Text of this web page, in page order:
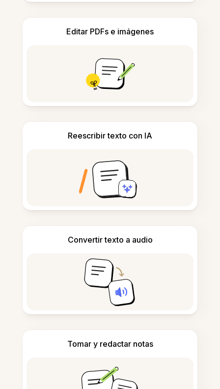
Editar PDFs e imágenes
Reescribir texto con IA
Convertir texto a audio
Tomar y redactar notas